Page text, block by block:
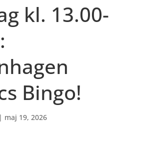
kl. 13.00-
Bingo!
maj 19, 2026